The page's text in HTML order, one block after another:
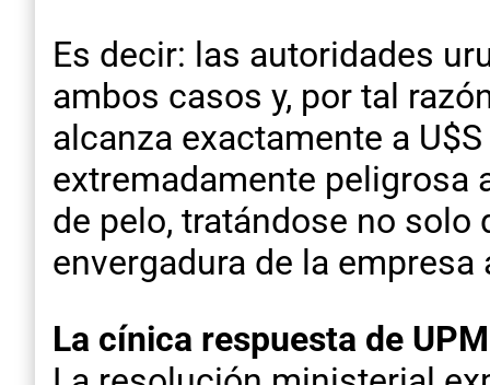
Es decir: las autoridades
ambos casos y, por tal
alcanza exactamente a
extremadamente peligrosa
de pelo, tratándose no
envergadura de la
La cínica respuesta de UPM